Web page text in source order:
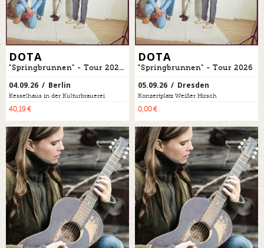
DOTA
"Springbrunnen" - Tour 2026, ZUM LETZTEN MAL IN BERLIN!
04.09.26 / Berlin
Kesselhaus in der Kulturbrauerei
40,19 €
DOTA
"Springbrunnen" - Tour 2026
05.09.26 / Dresden
Konzertplatz Weißer Hirsch
0,00 €